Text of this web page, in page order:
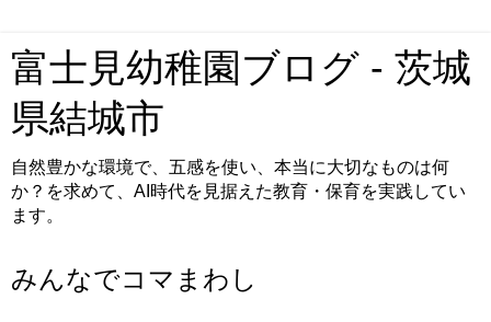
富士見幼稚園ブログ - 茨城
県結城市
自然豊かな環境で、五感を使い、本当に大切なものは何
か？を求めて、AI時代を見据えた教育・保育を実践してい
ます。
みんなでコマまわし